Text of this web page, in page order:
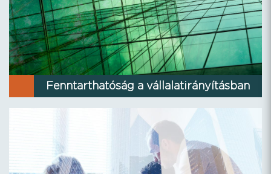
Fenntarthatóság a vállalatirányításban